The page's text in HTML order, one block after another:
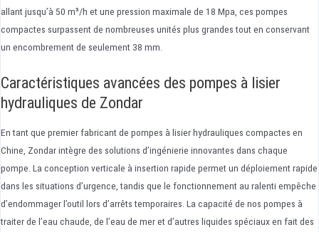
allant jusqu’à 50 m³/h et une pression maximale de 18 Mpa, ces pompes
compactes surpassent de nombreuses unités plus grandes tout en conservant
un encombrement de seulement 38 mm.
Caractéristiques avancées des pompes à lisier
hydrauliques de Zondar
En tant que premier fabricant de pompes à lisier hydrauliques compactes en
Chine, Zondar intègre des solutions d’ingénierie innovantes dans chaque
pompe. La conception verticale à insertion rapide permet un déploiement rapide
dans les situations d’urgence, tandis que le fonctionnement au ralenti empêche
d’endommager l’outil lors d’arrêts temporaires. La capacité de nos pompes à
traiter de l’eau chaude, de l’eau de mer et d’autres liquides spéciaux en fait des